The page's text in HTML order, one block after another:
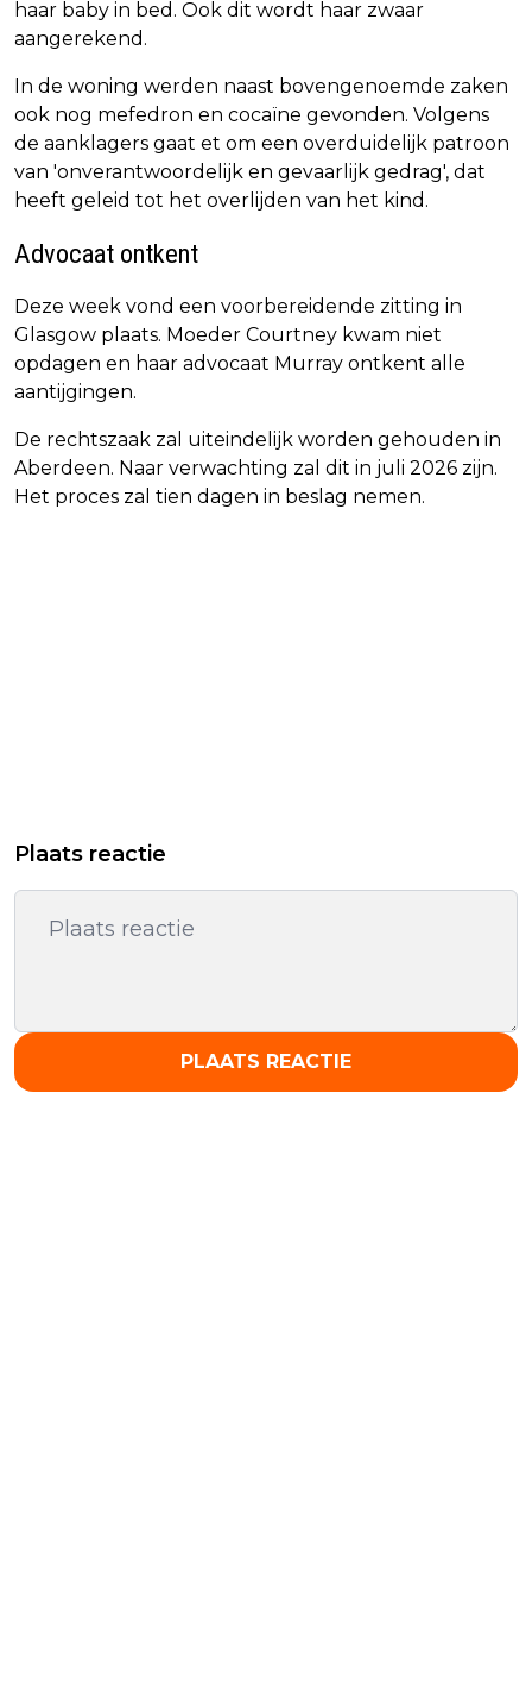
haar baby in bed. Ook dit wordt haar zwaar
aangerekend.
In de woning werden naast bovengenoemde zaken
ook nog mefedron en cocaïne gevonden. Volgens
de aanklagers gaat et om een overduidelijk patroon
van 'onverantwoordelijk en gevaarlijk gedrag', dat
heeft geleid tot het overlijden van het kind.
Advocaat ontkent
Deze week vond een voorbereidende zitting in
Glasgow plaats. Moeder Courtney kwam niet
opdagen en haar advocaat Murray ontkent alle
aantijgingen.
De rechtszaak zal uiteindelijk worden gehouden in
Aberdeen. Naar verwachting zal dit in juli 2026 zijn.
Het proces zal tien dagen in beslag nemen.
Plaats reactie
PLAATS REACTIE